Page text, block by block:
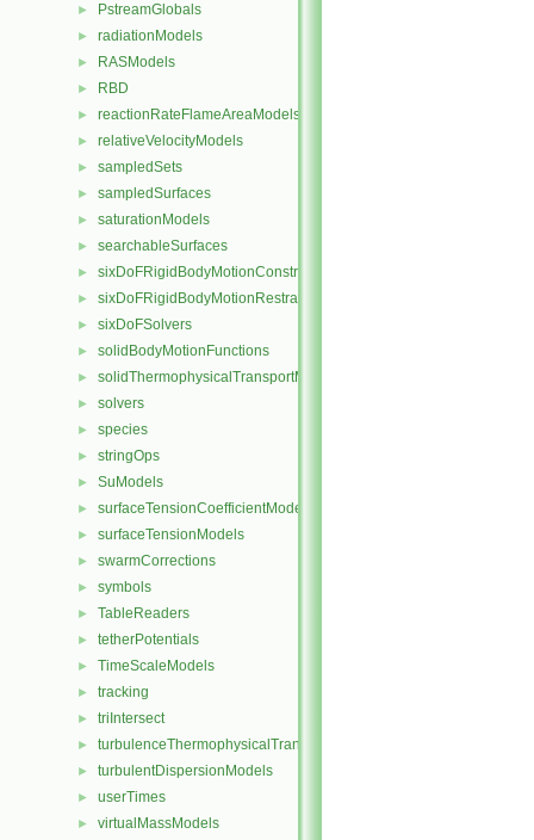
► PstreamGlobals
► radiationModels
► RASModels
► RBD
► reactionRateFlameAreaModels
► relativeVelocityModels
► sampledSets
► sampledSurfaces
► saturationModels
► searchableSurfaces
► sixDoFRigidBodyMotionConstraints
► sixDoFRigidBodyMotionRestraints
► sixDoFSolvers
► solidBodyMotionFunctions
► solidThermophysicalTransportModels
► solvers
► species
► stringOps
► SuModels
► surfaceTensionCoefficientModels
► surfaceTensionModels
► swarmCorrections
► symbols
► TableReaders
► tetherPotentials
► TimeScaleModels
► tracking
► triIntersect
► turbulenceThermophysicalTransportModels
► turbulentDispersionModels
► userTimes
► virtualMassModels